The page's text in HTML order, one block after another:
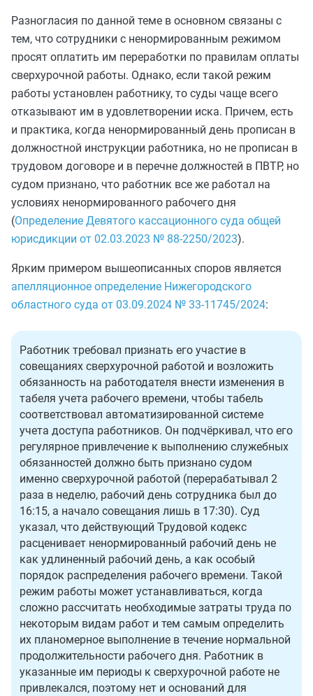
Разногласия по данной теме в основном связаны с
тем, что сотрудники с ненормированным режимом
просят оплатить им переработки по правилам оплаты
сверхурочной работы. Однако, если такой режим
работы установлен работнику, то суды чаще всего
отказывают им в удовлетворении иска. Причем, есть
и практика, когда ненормированный день прописан в
должностной инструкции работника, но не прописан в
трудовом договоре и в перечне должностей в ПВТР, но
судом признано, что работник все же работал на
условиях ненормированного рабочего дня
(Определение Девятого кассационного суда общей
юрисдикции от 02.03.2023 № 88-2250/2023).
Ярким примером вышеописанных споров является
апелляционное определение Нижегородского
областного суда от 03.09.2024 № 33-11745/2024:
Работник требовал признать его участие в
совещаниях сверхурочной работой и возложить
обязанность на работодателя внести изменения в
табеля учета рабочего времени, чтобы табель
соответствовал автоматизированной системе
учета доступа работников. Он подчёркивал, что его
регулярное привлечение к выполнению служебных
обязанностей должно быть признано судом
именно сверхурочной работой (перерабатывал 2
раза в неделю, рабочий день сотрудника был до
16:15, а начало совещания лишь в 17:30). Суд
указал, что действующий Трудовой кодекс
расценивает ненормированный рабочий день не
как удлиненный рабочий день, а как особый
порядок распределения рабочего времени. Такой
режим работы может устанавливаться, когда
сложно рассчитать необходимые затраты труда по
некоторым видам работ и тем самым определить
их планомерное выполнение в течение нормальной
продолжительности рабочего дня. Работник в
указанные им периоды к сверхурочной работе не
привлекался, поэтому нет и оснований для